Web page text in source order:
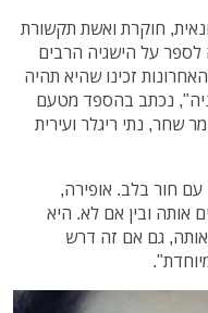
חוקרת ואשת תקשורת
לספר על הישגיה הרבים
זכינו שהיא תהיה
נכתב בהספד מטעם
שחר, נתי ריגלר ועירית
חור בלב. אופירה,
אותה ובין אם לא. היא
אותה, גם אם זה דרש